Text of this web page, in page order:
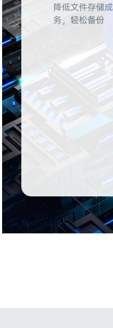
降低文件存储
务，轻松备份